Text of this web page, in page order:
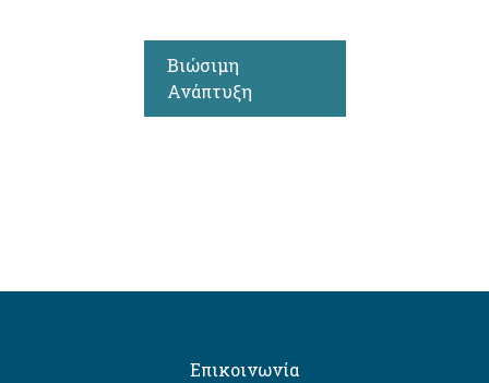
Βιώσιμη
Ανάπτυξη
Επικοινωνία